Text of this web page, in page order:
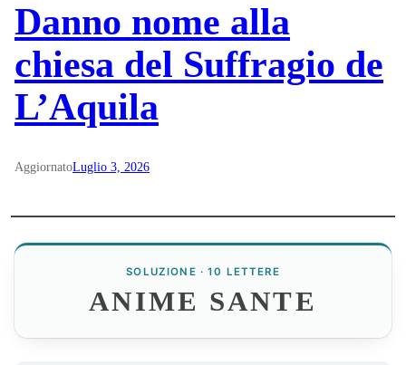
Danno nome alla
chiesa del Suffragio de
L’Aquila
AggiornatoLuglio 3, 2026
SOLUZIONE · 10 LETTERE
ANIME SANTE